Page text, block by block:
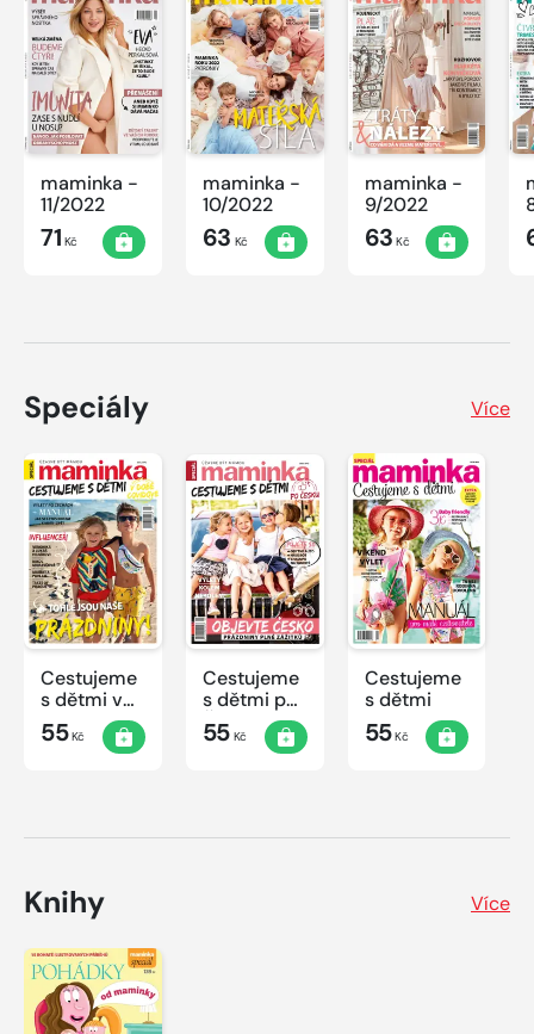
maminka -
11/2022
71 Kč
maminka -
10/2022
63 Kč
maminka -
9/2022
63 Kč
Speciály Více
Cestujeme
s dětmi v
době
covidové
55Kč
Cestujeme
s dětmi po
Česku
55Kč
Cestujeme
s dětmi
55Kč
Knihy Více